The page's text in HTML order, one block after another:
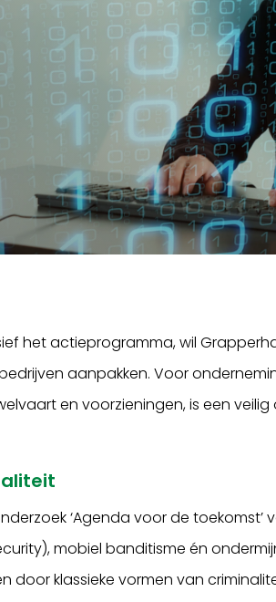
het actieprogramma, wil
aanpakken. Voor
en voorzieningen, is een
‘Agenda voor de toekomst’
mobiel banditisme én
door klassieke vormen van